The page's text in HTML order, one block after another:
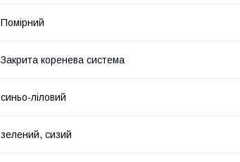
Помірний
Закрита коренева система
синьо-ліловий
зелений, сизий